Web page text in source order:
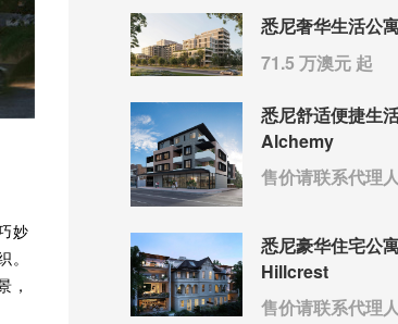
妙
，
悉尼奢华生活公
71.5 万澳元 起
悉尼舒适便捷生
Alchemy
售价请联系代理人
悉尼豪华住宅公
Hillcrest
售价请联系代理人